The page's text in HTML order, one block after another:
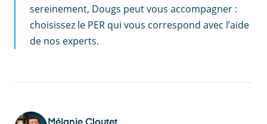
sereinement, Dougs peut vous accompagner :
choisissez le PER qui vous correspond avec l’aide
de nos experts.